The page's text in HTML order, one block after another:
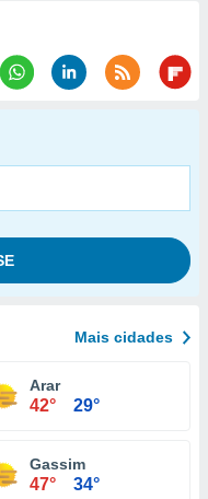
Mais cidades
Arar
42° 29°
Gassim
47° 34°